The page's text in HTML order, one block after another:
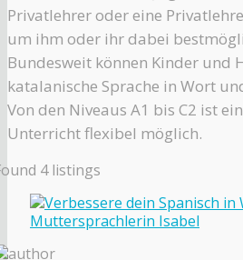
Privatlehrer oder eine
um ihm oder ihr dabei
Bundesweit können Kinder und
katalanische Sprache in Wort
Von den Niveaus A1 bis C2 ist
Unterricht flexibel möglich.
4listings